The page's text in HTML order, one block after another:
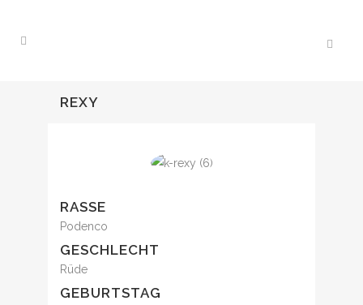
REXY
RASSE
Podenco
GESCHLECHT
Rüde
GEBURTSTAG